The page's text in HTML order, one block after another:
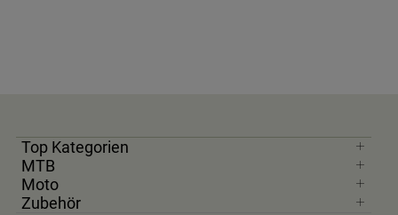
Top Kategorien
MTB
Moto
Zubehör